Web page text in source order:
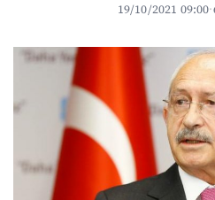
19/10/2021 09:00·